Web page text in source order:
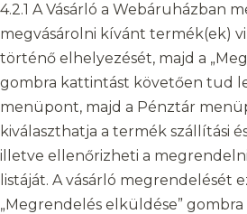
4.2.1 A Vásárló a Webáruházban
megvásárolni kívánt termék(ek)
történő elhelyezését, majd a
gombra kattintást követően tud
menüpont, majd a Pénztár
kiválaszthatja a termék szállítási
illetve ellenőrizheti a
listáját. A vásárló megrendelését
„Megrendelés elküldése”